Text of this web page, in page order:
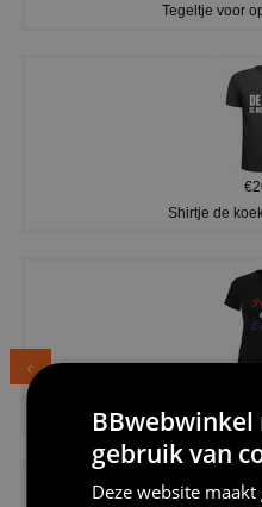
Tegeltje voor
Shirtje de
Dames v hals
gebruik van
Deze website